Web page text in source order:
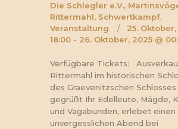
Die Schlegler e.V.,
Rittermahl, Schwertkampf,
Veranstaltung
25. Oktober,
18:00 - 26. Oktober, 2025 @
Verfügbare Tickets:
Rittermahl im historischen
des Graevenitzschen
gegrüßt Ihr Edelleute, Mägde,
und Vagabunden, erlebet einen
unvergesslichen Abend bei